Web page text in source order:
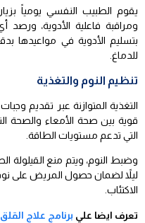
يقوم الطبيب النفسي يومياً
ومراقبة فاعلية الأدوية، ورصد
بتسليم الأدوية في مواعيدها
للدماغ.
تنظيم النوم والتغذية
التغذية المتوازنة عبر تقديم
قوية بين صحة الأمعاء والصحة
التي تدعم مستويات الطاقة.
وضبط النوم، ويتم منع القيلولة
ليلاً لضمان حصول المريض على
الاكتئاب.
تعرف ايضا علي برنامج علاج القلق